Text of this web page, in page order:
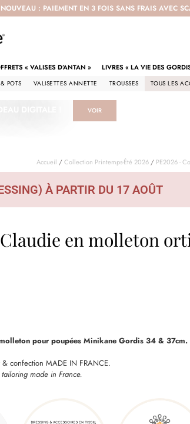
: PAIEMENT EN 3 FOIS SANS FRAIS AVEC
« VALISES D’ANTAN » LIVRES « LA VIE DES
POTS VALISETTES ANNETTE TROUSSES TOUS LES
VOIR
Accueil /Collection Printemps-Été 2026 / PE2026 -
À PARTIR DU 17 AOÛT
en molleton
pour poupées Minikane Gordis 34 & 37cm.
confection MADE IN FRANCE.
made in France.